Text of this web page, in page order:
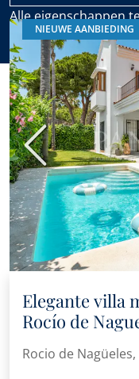
Alle eigenschappen
Nieuwe of
NIEUWE AANBIEDING
Vorige
Elegante villa
Rocío de
Rocio de